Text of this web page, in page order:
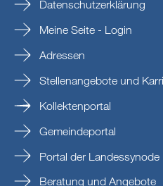
Datenschutzerklärung
Meine Seite - Login
Adressen
Stellenangebote und
Kollektenportal
Gemeindeportal
Portal der Landessynode
Beratung und Angebote